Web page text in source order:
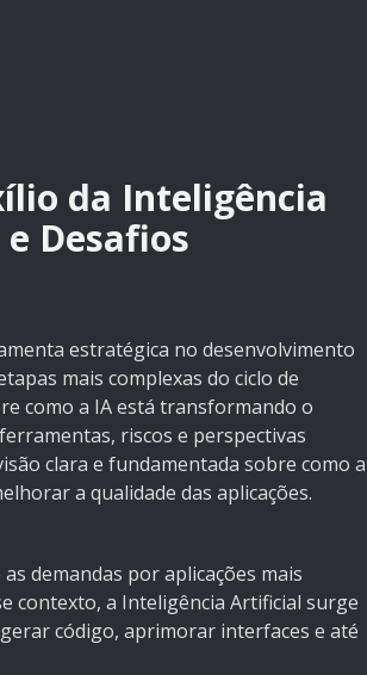
da Inteligência
Desafios
estratégica no desenvolvimento
mais complexas do ciclo de
como a IA está transformando o
riscos e perspectivas
clara e fundamentada sobre como a
a qualidade das aplicações.
demandas por aplicações mais
contexto, a Inteligência Artificial surge
código, aprimorar interfaces e até